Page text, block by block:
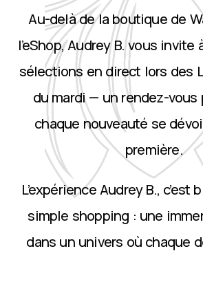
Au-delà de la boutique de
l’eShop, Audrey B. vous invite
sélections en direct lors des
du mardi — un rendez-vous
chaque nouveauté se
première.
L’expérience Audrey B., c’est
simple shopping : une
dans un univers où chaque